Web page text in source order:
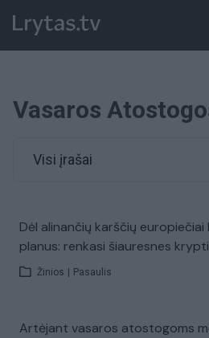
Vasaros
Visi įrašai
Dėl alinančių karščių
planus: renkasi šiauresnes
Žinios Pasaulis
Artėjant vasaros atostogoms